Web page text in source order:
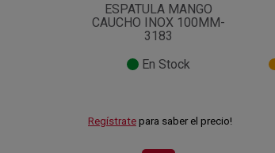
ESPATULA MANGO
CAUCHO INOX 100MM-
3183
En Stock
Regístrate para saber el precio!